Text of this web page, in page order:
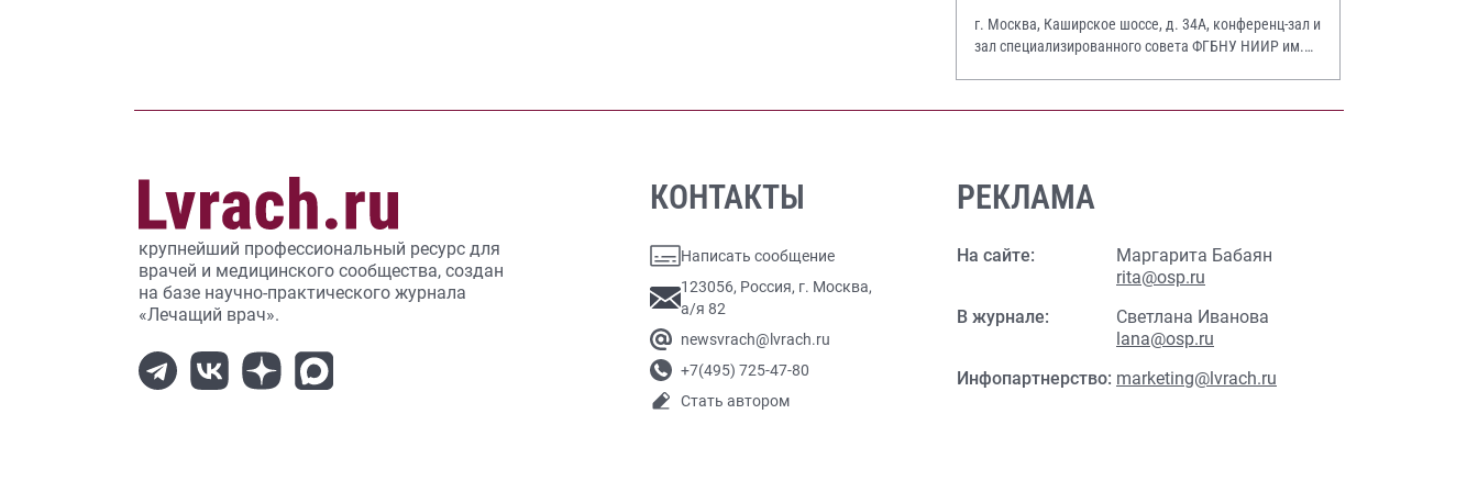
г. Москва, Каширское шоссе, д. 34А, конференц-зал и
зал специализированного совета ФГБНУ НИИР им.
крупнейший профессиональный ресурс для
врачей и медицинского сообщества, создан
на базе научно-практического журнала
«Лечащий врач».
КОНТАКТЫ
Написать сообщение
123056, Россия, г. Москва,
а/я 82
newsvrach@lvrach.ru
+7(495) 725-47-80
Стать автором
РЕКЛАМА
На сайте:
Маргарита Бабаян
rita@osp.ru
В журнале:
Светлана Иванова
lana@osp.ru
Инфопартнерство: marketing@lvrach.ru